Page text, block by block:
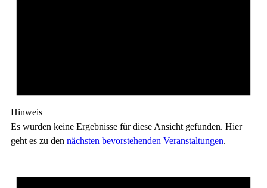
Hinweis
Es wurden keine Ergebnisse für diese Ansicht gefunden. Hier
geht es zu den nächsten bevorstehenden Veranstaltungen.